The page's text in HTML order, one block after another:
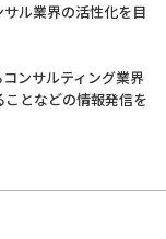
サル業界の活性化を目
ンサルティング業界
となどの情報発信を